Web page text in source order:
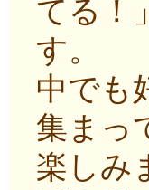
てる！
す。
中でも
集まっ
楽しみ